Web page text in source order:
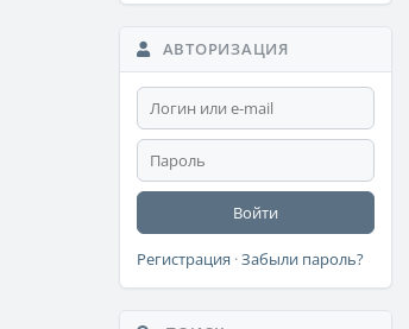
АВТОРИЗАЦИЯ
Войти
Регистрация ·Забыли пароль?